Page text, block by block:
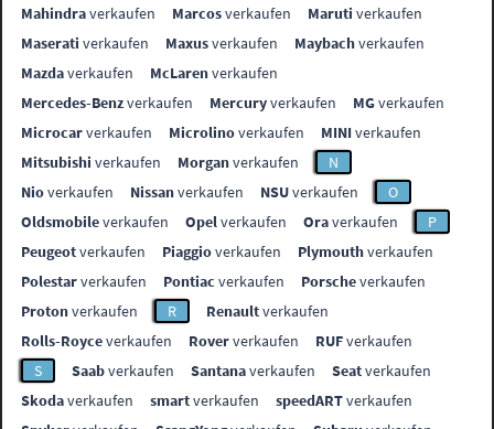
Mahindraverkaufen Marcosverkaufen Maruti verkaufen
Maserati verkaufen Maxusverkaufen Maybachverkaufen
Mazdaverkaufen McLarenverkaufen
Mercedes-Benzverkaufen Mercuryverkaufen MGverkaufen
Microcarverkaufen Microlinoverkaufen MINIverkaufen
Mitsubishi verkaufen Morganverkaufen
N
Nioverkaufen Nissanverkaufen NSUverkaufen
O
Oldsmobileverkaufen Opelverkaufen Oraverkaufen
P
Peugeotverkaufen Piaggioverkaufen Plymouthverkaufen
Polestarverkaufen Pontiac verkaufen Porscheverkaufen
Protonverkaufen R Renaultverkaufen
Rolls-Royceverkaufen Roververkaufen RUFverkaufen
S
Saabverkaufen Santanaverkaufen Seatverkaufen
Skodaverkaufen smartverkaufen speedARTverkaufen